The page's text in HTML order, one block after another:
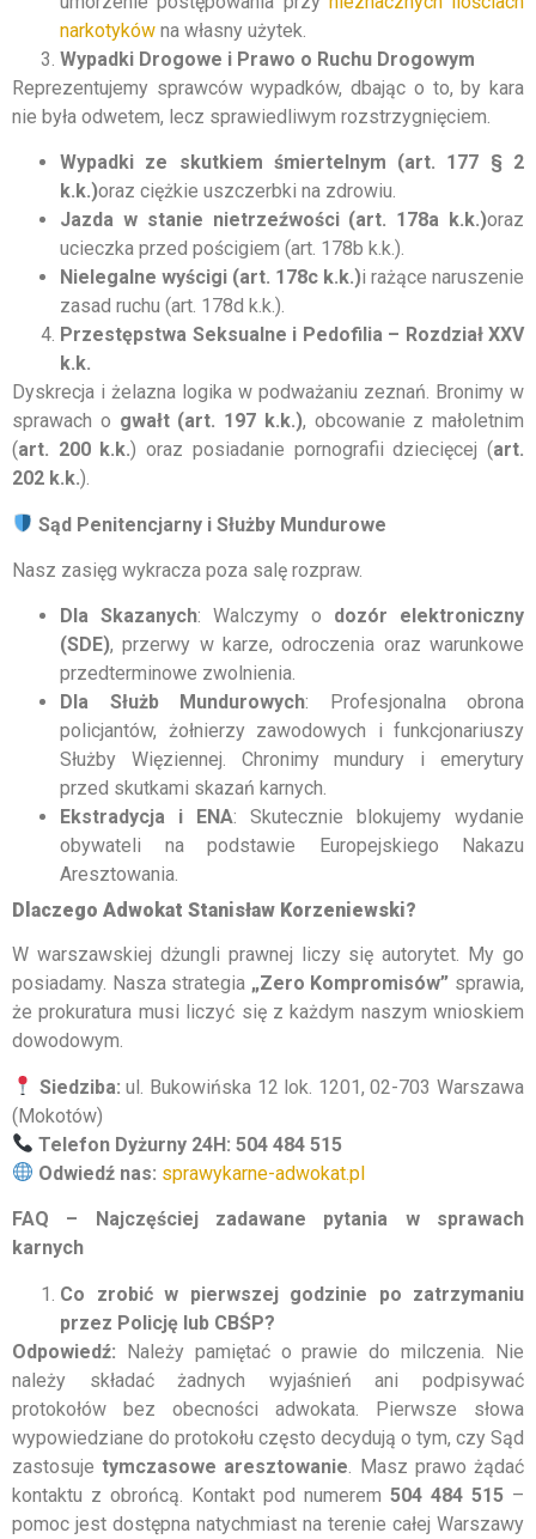
narkotyków na własny użytek.
Wypadki Drogowe i Prawo o Ruchu Drogowym
Reprezentujemy sprawców wypadków, dbając o to, by kara
nie była odwetem, lecz sprawiedliwym rozstrzygnięciem.
Wypadki ze skutkiem śmiertelnym (art. 177 § 2
k.k.)oraz ciężkie uszczerbki na zdrowiu.
Jazda w stanie nietrzeźwości (art. 178a k.k.)oraz
ucieczka przed pościgiem (art. 178b k.k.).
Nielegalne wyścigi (art. 178c k.k.)i rażące naruszenie
zasad ruchu (art. 178d k.k.).
Przestępstwa Seksualne i Pedofilia – Rozdział XXV
k.k.
Dyskrecja i żelazna logika w podważaniu zeznań. Bronimy w
sprawach o gwałt (art. 197 k.k.), obcowanie z małoletnim
(art. 200 k.k.) oraz posiadanie pornografii dziecięcej (art.
202 k.k.).
Sąd Penitencjarny i Służby Mundurowe
Nasz zasięg wykracza poza salę rozpraw.
Dla Skazanych: Walczymy o dozór elektroniczny
(SDE), przerwy w karze, odroczenia oraz warunkowe
przedterminowe zwolnienia.
Dla Służb Mundurowych: Profesjonalna obrona
policjantów, żołnierzy zawodowych i funkcjonariuszy
Służby Więziennej. Chronimy mundury i emerytury
przed skutkami skazań karnych.
Ekstradycja i ENA: Skutecznie blokujemy wydanie
obywateli na podstawie Europejskiego Nakazu
Aresztowania.
Dlaczego Adwokat Stanisław Korzeniewski?
W warszawskiej dżungli prawnej liczy się autorytet. My go
posiadamy. Nasza strategia „Zero Kompromisów” sprawia,
że prokuratura musi liczyć się z każdym naszym wnioskiem
dowodowym.
Siedziba: ul. Bukowińska 12 lok. 1201, 02-703 Warszawa
(Mokotów)
Telefon Dyżurny 24H: 504 484 515
Odwiedź nas: sprawykarne-adwokat.pl
FAQ – Najczęściej zadawane pytania w sprawach
karnych
Co zrobić w pierwszej godzinie po zatrzymaniu
przez Policję lub CBŚP?
Odpowiedź: Należy pamiętać o prawie do milczenia. Nie
należy składać żadnych wyjaśnień ani podpisywać
protokołów bez obecności adwokata. Pierwsze słowa
wypowiedziane do protokołu często decydują o tym, czy Sąd
zastosujetymczasowe aresztowanie . Masz prawo żądać
kontaktu z obrońcą. Kontakt pod numerem 504 484 515 –
pomoc jest dostępna natychmiast na terenie całej Warszawy